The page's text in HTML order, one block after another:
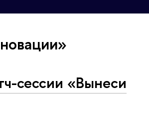
сессии «Вынеси